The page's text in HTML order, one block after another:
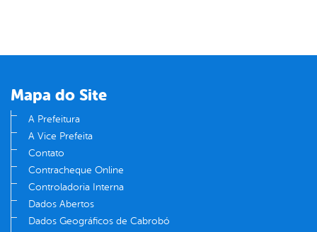
Mapa do Site
A Prefeitura
A Vice Prefeita
Contato
Contracheque Online
Controladoria Interna
Dados Abertos
Dados Geográficos de Cabrobó